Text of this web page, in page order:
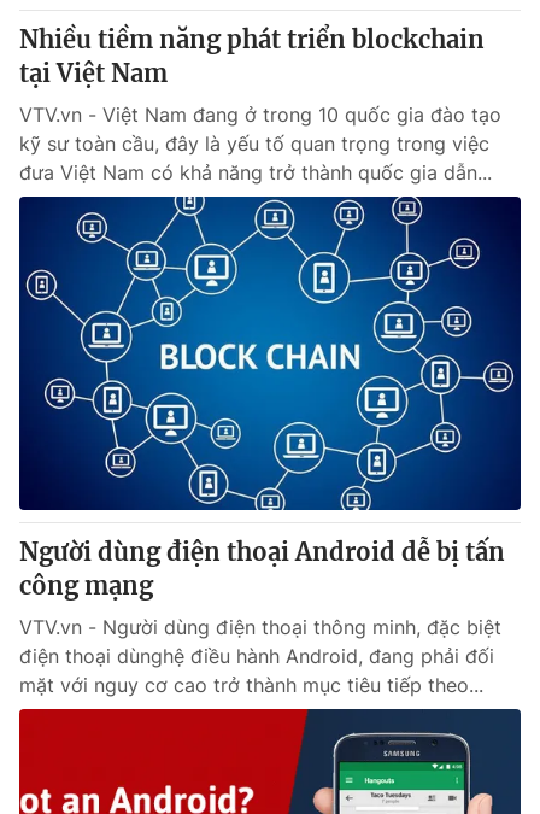
Nhiều tiềm năng phát triển blockchain
tại Việt Nam
VTV.vn - Việt Nam đang ở trong 10 quốc gia đào tạo
kỹ sư toàn cầu, đây là yếu tố quan trọng trong việc
đưa Việt Nam có khả năng trở thành quốc gia dẫn...
Người dùng điện thoại Android dễ bị tấn
công mạng
VTV.vn - Người dùng điện thoại thông minh, đặc biệt
điện thoại dùnghệ điều hành Android, đang phải đối
mặt với nguy cơ cao trở thành mục tiêu tiếp theo...